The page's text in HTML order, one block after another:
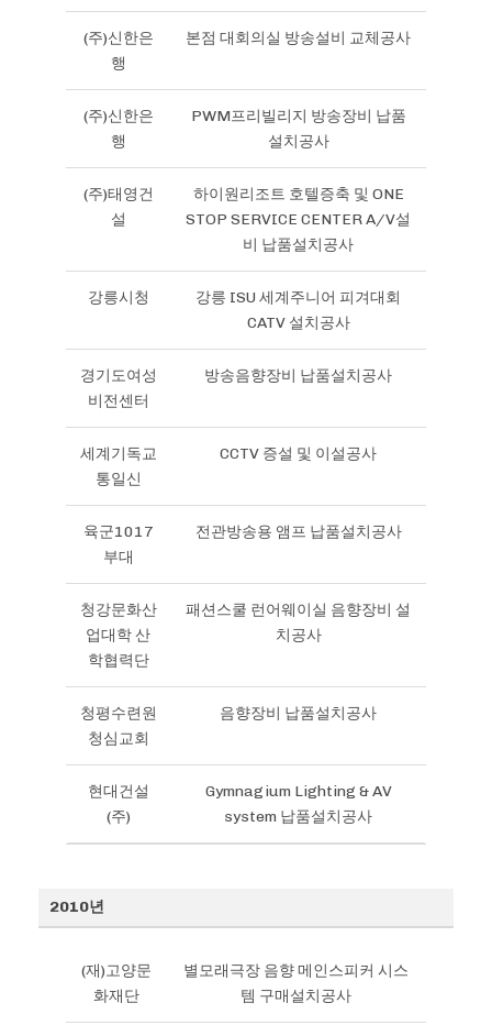
(주)신한은
행
본점 대회의실 방송설비 교체공사
(주)신한은
행
PWM프리빌리지 방송장비 납품
설치공사
(주)태영건
설
하이원리조트 호텔증축 및 ONE
STOP SERVICE CENTER A/V설
비 납품설치공사
강릉시청
강릉 ISU 세계주니어 피겨대회
CATV 설치공사
경기도여성
비전센터
방송음향장비 납품설치공사
세계기독교
통일신
CCTV 증설 및 이설공사
육군1017
부대
전관방송용 앰프 납품설치공사
청강문화산
업대학 산
학협력단
패션스쿨 런어웨이실 음향장비 설
치공사
청평수련원
청심교회
음향장비 납품설치공사
현대건설
(주)
Gymnagium Lighting & AV
system 납품설치공사
2010년
(재)고양문
화재단
별모래극장 음향 메인스피커 시스
템 구매설치공사